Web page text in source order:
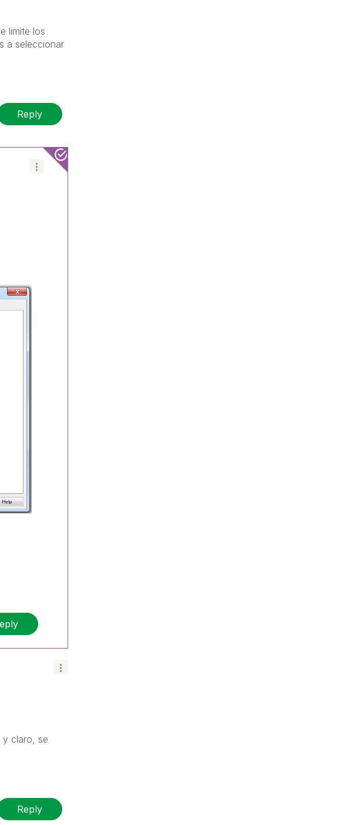
limite los
a seleccionar
Reply
y claro, se
Reply